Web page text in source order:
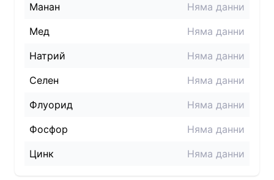
Манан
Няма данни
Мед
Няма данни
Натрий
Няма данни
Селен
Няма данни
Флуорид
Няма данни
Фосфор
Няма данни
Цинк
Няма данни